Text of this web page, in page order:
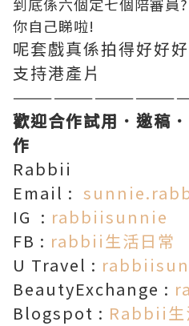
到底係六個定七個陪審員?
你自己睇啦!
呢套戲真係拍得好好
支持港產片
歡迎合作試用．邀稿
作
Rabbii
Email :
IG : rabbiisunnie
FB : rabbii生活日常
U Travel :
BeautyExchange :
Blogspot : Rabbii生